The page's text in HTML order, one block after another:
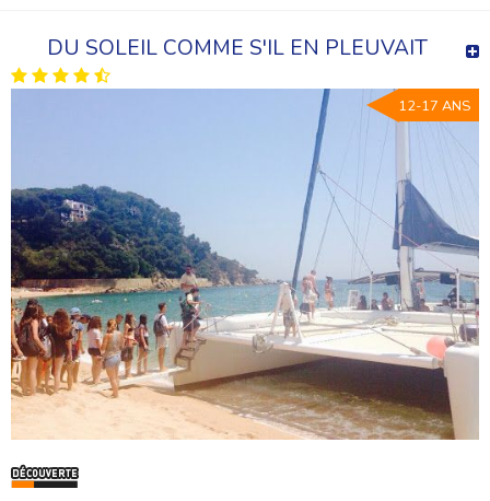
DU SOLEIL COMME S'IL EN PLEUVAIT
12-17 ANS